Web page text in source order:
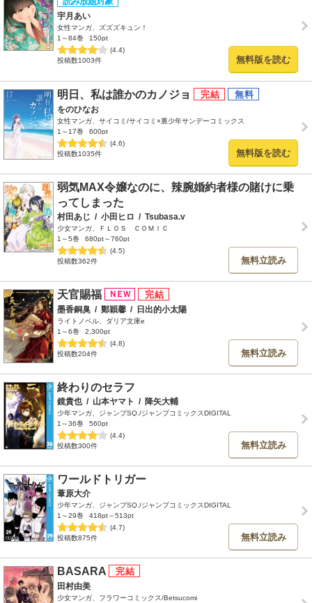
宇月あい
女性マンガ、ズズズキュン！
1～84巻
150pt
(4.4)
投稿数1003件
無料版を読む
明日、私は誰かのカノジョ
をのひなお
女性マンガ、サイコミ/サイコミ×裏少年サンデーコミックス
1～17巻
600pt
(4.6)
投稿数1035件
無料版を読む
弱気MAX令嬢なのに、辣腕婚約者様の賭けに乗
ってしまった
村田あじ / 小田ヒロ / Tsubasa.v
少女マンガ、ＦＬＯＳ ＣＯＭＩＣ
1～5巻
680pt～760pt
(4.5)
投稿数362件
無料立読み
天官賜福
墨香銅臭 / 鄭穎馨 / 日出的小太陽
ライトノベル、ダリア文庫e
1～6巻
2,300pt
(4.8)
投稿数204件
無料立読み
終わりのセラフ
鏡貴也 / 山本ヤマト / 降矢大輔
少年マンガ、ジャンプSQ./ジャンプコミックスDIGITAL
1～36巻
560pt
(4.4)
投稿数300件
無料立読み
ワールドトリガー
葦原大介
少年マンガ、ジャンプSQ./ジャンプコミックスDIGITAL
1～29巻
418pt～513pt
(4.7)
投稿数875件
無料立読み
BASARA
田村由美
少女マンガ、フラワーコミックス/Betsucomi